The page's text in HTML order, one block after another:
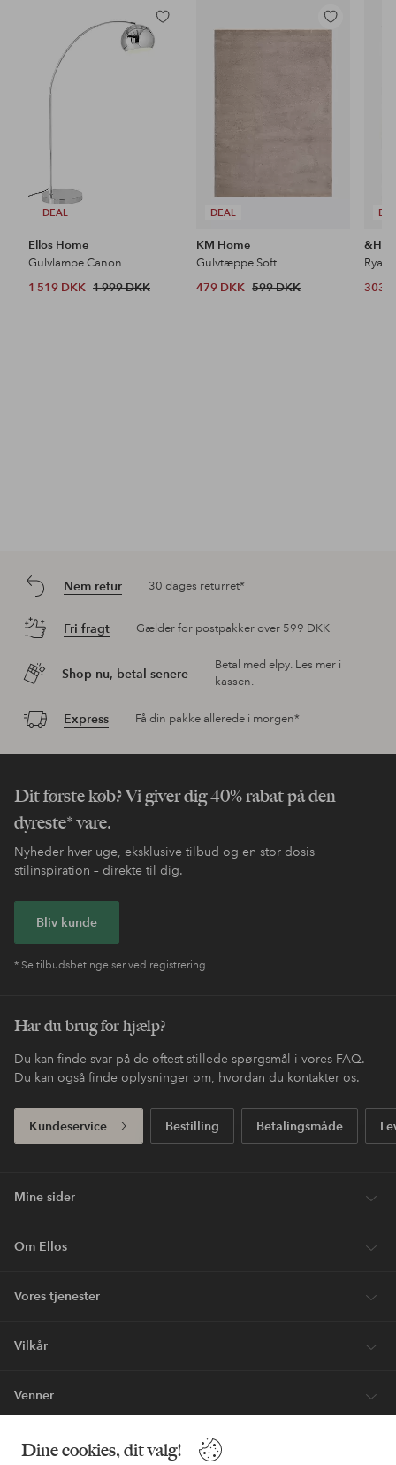
Dine cookies, dit valg!
DEAL
Tilføj
til
Ellos Home
Gulvlampe Canon
1 519 DKK 1 999 DKK
DEAL
Tilføj
KM Home
Gulvtæppe Soft
479 DKK 599 DKK
303
Nem retur 30 dages returret*
Fri fragt Gælder for postpakker over 599 DKK
Shop nu, betal senere
Betal med elpy. Les mer i
kassen.
Express Få din pakke allerede i morgen*
Dit første køb? Vi giver dig 40% rabat på den
dyreste* vare.
Nyheder hver uge, eksklusive tilbud og en stor dosis
stilinspiration – direkte til dig.
Bliv kunde
* Se tilbudsbetingelser ved registrering
Har du brug for hjælp?
Du kan finde svar på de oftest stillede spørgsmål i vores FAQ.
Du kan også finde oplysninger om, hvordan du kontakter os.
Kundeservice Bestilling Betalingsmåde
Mine sider
Om Ellos
Vores tjenester
Vilkår
Venner